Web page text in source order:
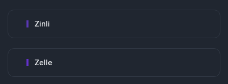
Zinli
Zelle